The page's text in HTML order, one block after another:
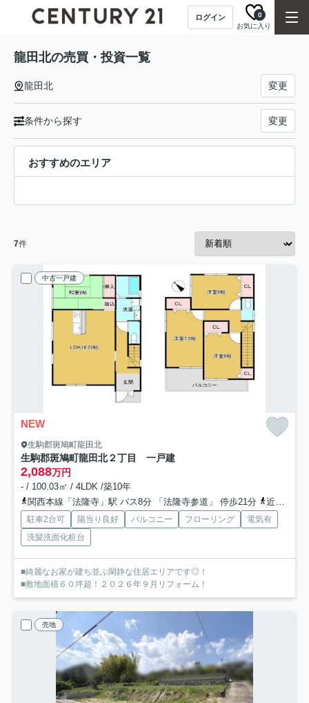
ログイン
お気に入り
0
龍田北の売買・投資一覧
龍田北 変更
条件から探す 変更
おすすめのエリア
7件
中古一戸建
NEW
生駒郡斑鳩町龍田北
生駒郡斑鳩町龍田北２丁目 一戸建
2,088万円
- / 100.03㎡ / 4LDK /築10年
関西本線「法隆寺」駅 バス8分 「法隆寺参道」 停歩21分
近鉄生駒線「竜田川」駅 徒歩30分
駐車2台可 陽当り良好 バルコニー フローリング
電気有
洗髪洗面化粧台
■綺麗なお家が建ち並ぶ閑静な住居エリアです◎！
■敷地面積６０坪超！２０２６年９月リフォーム！
売地